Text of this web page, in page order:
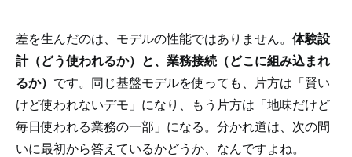
差を生んだのは、モデルの性能ではありません。 体験設
計（どう使われるか）と、業務接続（どこに組み込まれ
るか） です。同じ基盤モデルを使っても、片方は「賢い
けど使われないデモ」になり、もう片方は「地味だけど
毎日使われる業務の一部」になる。分かれ道は、次の問
いに最初から答えているかどうか、なんですよね。